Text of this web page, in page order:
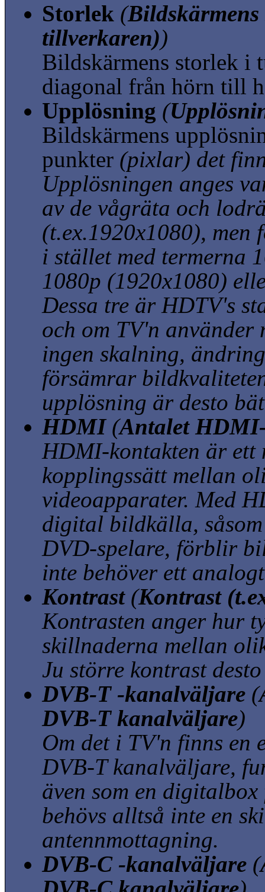
Storlek (
tillverkaren))
Bildskärmens storlek i
diagonal från hörn till
Upplösning (
Bildskärmens
punkter (pixlar) det
Upplösningen anges
av de vågräta och
(t.ex.1920x1080), men
i stället med termerna
1080p (1920x1080)
Dessa tre är HDTV's
och om TV'n använder
ingen skalning,
försämrar
upplösning är desto
HDMI (Antalet
HDMI-kontakten är
kopplingssätt mellan
videoapparater. Med
digital bildkälla,
DVD-spelare, förblir
inte behöver ett
Kontrast (Kontrast
Kontrasten anger hur
skillnaderna mellan
Ju större kontrast
DVB-T -kanalväljare (
DVB-T kanalväljare)
Om det i TV'n finns en
DVB-T kanalväljare,
även som en
behövs alltså inte en
antennmottagning.
DVB-C -kanalväljare (